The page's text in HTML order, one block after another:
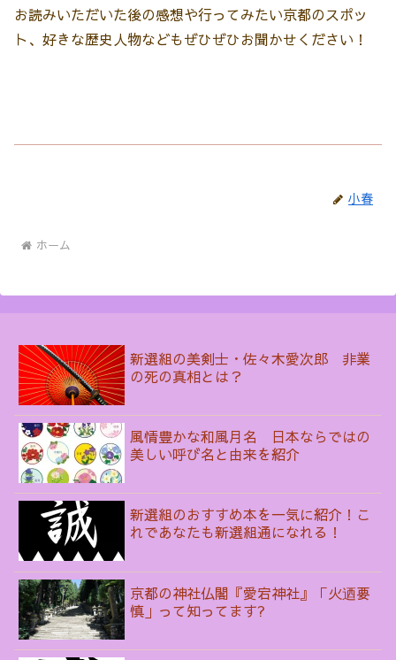
お読みいただいた後の感想や行ってみたい京都のスポッ
ト、好きな歴史人物などもぜひぜひお聞かせください！
小春
ホーム
新選組の美剣士・佐々木愛次郎 非業
の死の真相とは？
風情豊かな和風月名 日本ならではの
美しい呼び名と由来を紹介
新選組のおすすめ本を一気に紹介！こ
れであなたも新選組通になれる！
京都の神社仏閣『愛宕神社』「火迺要
慎」って知ってます?